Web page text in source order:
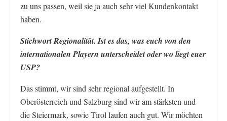
zu uns passen, weil sie ja auch sehr viel Kundenkontakt
haben.
Stichwort Regionalität. Ist es das, was euch von den
internationalen Playern unterscheidet oder wo liegt euer
USP?
Das stimmt, wir sind sehr regional aufgestellt. In
Oberösterreich und Salzburg sind wir am stärksten und
die Steiermark, sowie Tirol laufen auch gut. Wir möchten